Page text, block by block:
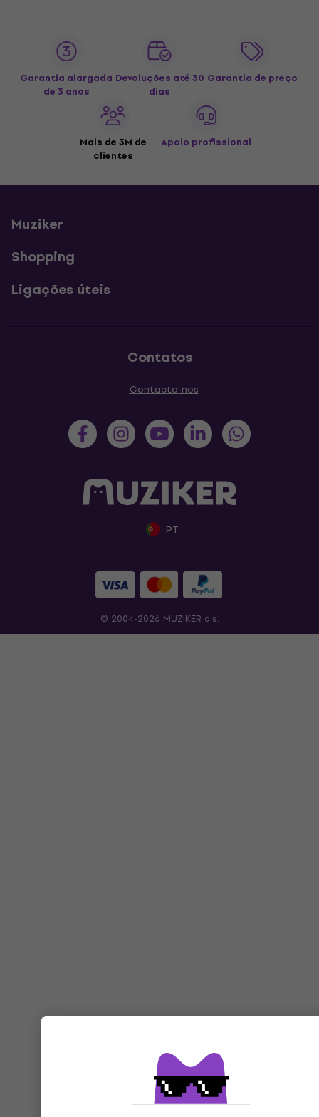
Garantia alargada
de 3 anos
Devoluções até 30
dias
Garantia de preço
Mais de 3M de
clientes
Apoio profissional
Muziker
Shopping
Ligações úteis
Contatos
Contacta-nos
PT
© 2004-2026 MUZIKER a.s.